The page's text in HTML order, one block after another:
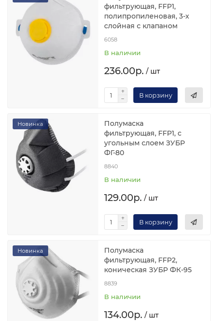
фильтрующая, FFP1,
полипропиленовая, 3-х
слойная с клапаном
6058
В наличии
236.00р. / шт
В корзину
Новинка
Полумаска
фильтрующая, FFP1, с
угольным слоем ЗУБР
ФГ-80
8840
В наличии
129.00р. / шт
В корзину
Новинка
Полумаска
фильтрующая, FFP2,
коническая ЗУБР ФК-95
8839
В наличии
134.00р. / шт